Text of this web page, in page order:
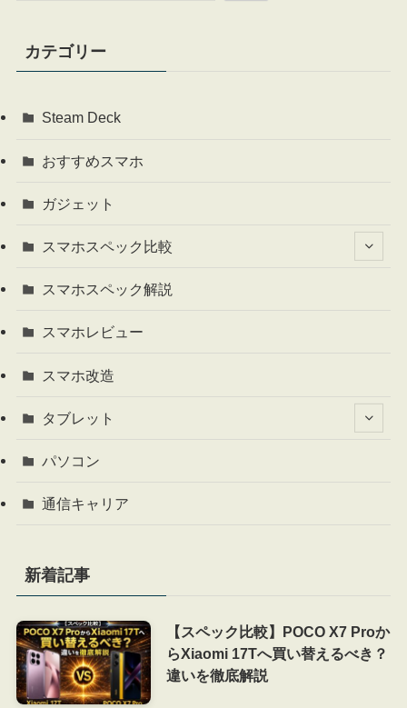
カテゴリー
Steam Deck
おすすめスマホ
ガジェット
スマホスペック比較
スマホスペック解説
スマホレビュー
スマホ改造
タブレット
パソコン
通信キャリア
新着記事
【スペック比較】POCO X7 Proか
らXiaomi 17Tへ買い替えるべき？
違いを徹底解説